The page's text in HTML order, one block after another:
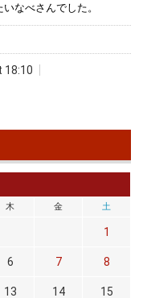
なべさんでした。
18:10
木 金 土
1
6 7 8
13 14 15